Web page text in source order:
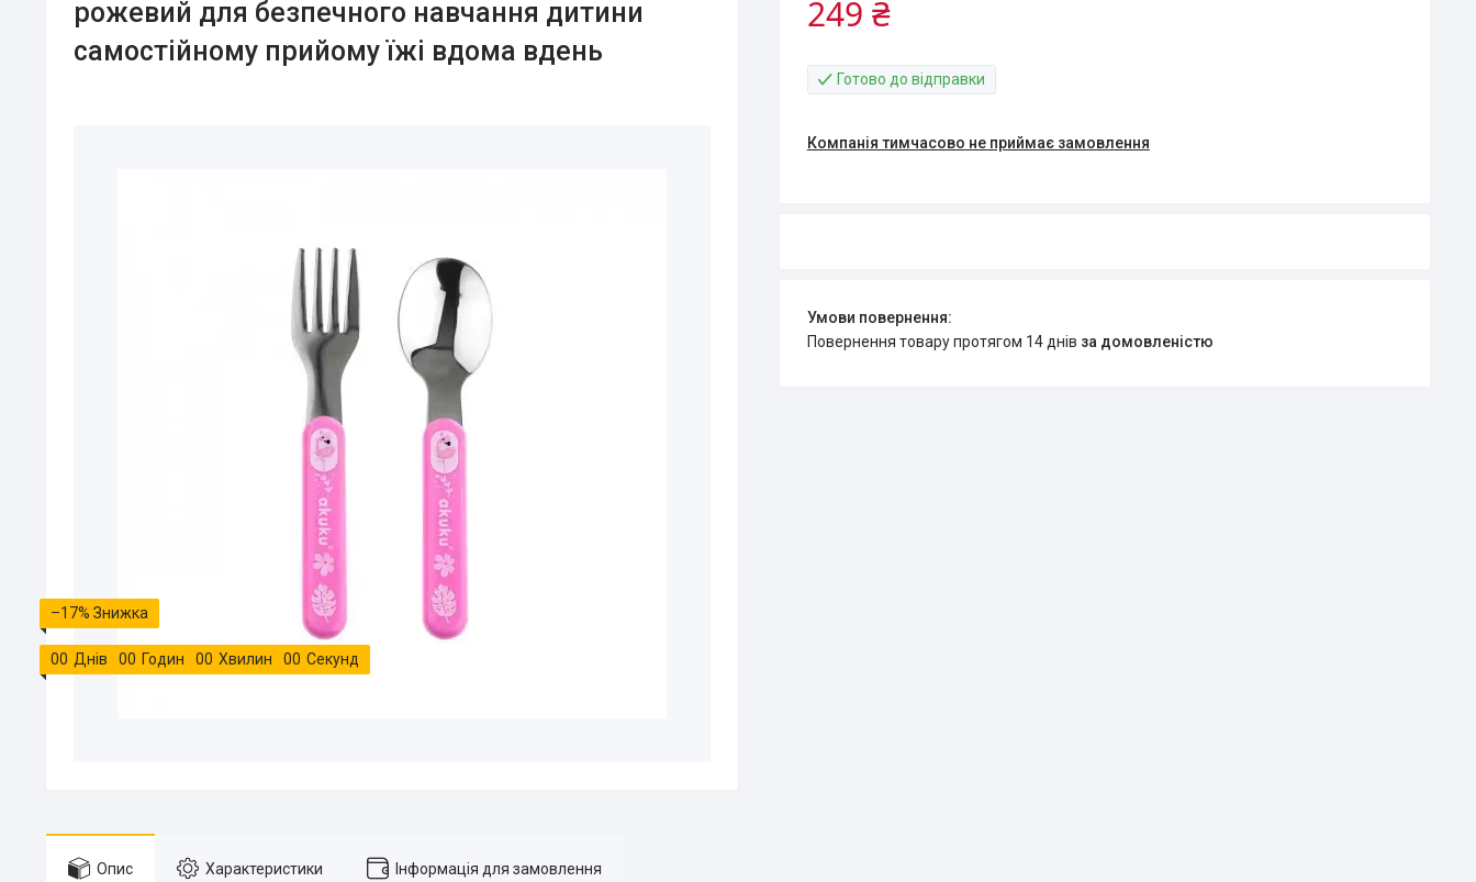
рожевий для безпечного навчання дитини
самостійному прийому їжі вдома вдень
–17%
00 Днів 00 Годин 00 Хвилин 00 Секунд
249 ₴
Готово до відправки
Компанія тимчасово не приймає замовлення
повернення товару протягом 14 днів за домовленістю
Опис Характеристики Інформація для замовлення